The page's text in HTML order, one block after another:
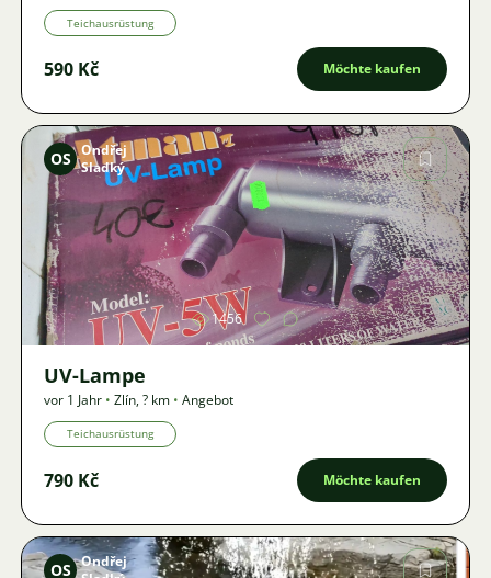
Teichausrüstung
590 Kč Möchte kaufen
Bild
OS Ondřej
Sladký
1456
UV-Lampe
vor 1 Jahr • Zlín,? km • Angebot
Teichausrüstung
790 Kč Möchte kaufen
OS Ondřej